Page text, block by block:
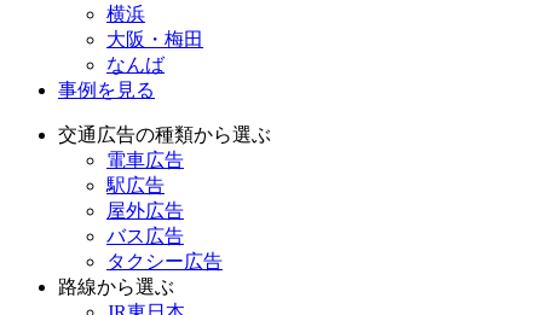
横浜
大阪・梅田
なんば
事例を見る
交通広告の種類から選ぶ
電車広告
駅広告
屋外広告
バス広告
タクシー広告
路線から選ぶ